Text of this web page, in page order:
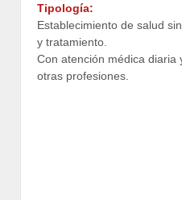
Tipología:
Establecimiento de salud
y tratamiento.
Con atención médica diaria
otras profesiones.